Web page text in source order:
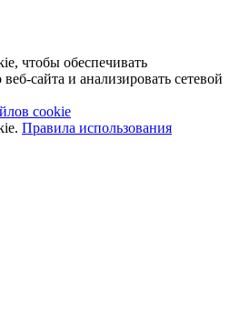
чтобы обеспечивать
сайта и анализировать сетевой
cookie
Правила использования